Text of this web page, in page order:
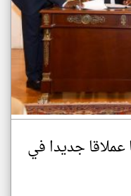
جديدا في